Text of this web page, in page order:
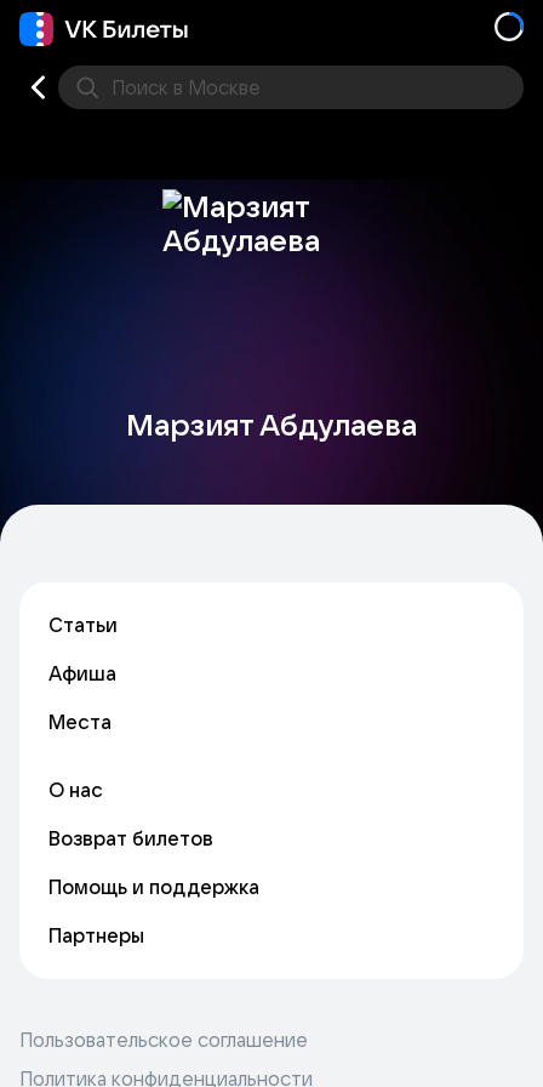
Поиск в Москве
Марзият Абдулаева
Статьи
Афиша
Места
О нас
Возврат билетов
Помощь и поддержка
Партнеры
Пользовательское соглашение
Политика конфиденциальности